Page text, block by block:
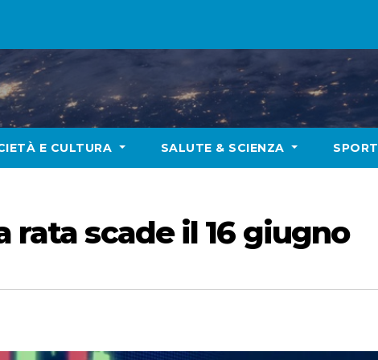
E CULTURA SALUTE & SCIENZA SPORT
rata scade il 16 giugno